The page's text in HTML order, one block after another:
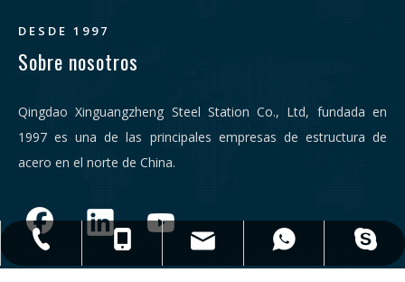
DESDE 1997
Sobre nosotros
Qingdao Xinguangzheng Steel Station Co., Ltd, fundada en
1997 es una de las principales empresas de estructura de
acero en el norte de China.
+ 86-532-83306766
+86 - 17806251018
qdxgz08@qdxgz.cn
+86 - 17806251018
Steel.Structure.xgz